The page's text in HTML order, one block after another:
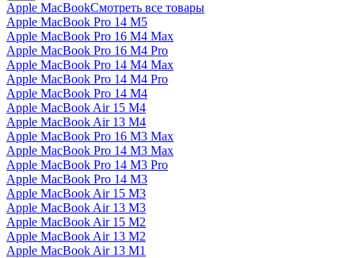
Apple MacBookСмотреть все товары
Apple MacBook Pro 14 M5
Apple MacBook Pro 16 M4 Max
Apple MacBook Pro 16 M4 Pro
Apple MacBook Pro 14 M4 Max
Apple MacBook Pro 14 M4 Pro
Apple MacBook Pro 14 M4
Apple MacBook Air 15 M4
Apple MacBook Air 13 M4
Apple MacBook Pro 16 M3 Max
Apple MacBook Pro 14 M3 Max
Apple MacBook Pro 14 M3 Pro
Apple MacBook Pro 14 M3
Apple MacBook Air 15 M3
Apple MacBook Air 13 M3
Apple MacBook Air 15 M2
Apple MacBook Air 13 M2
Apple MacBook Air 13 M1